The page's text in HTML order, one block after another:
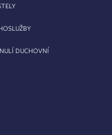
DUCHOVNÍ